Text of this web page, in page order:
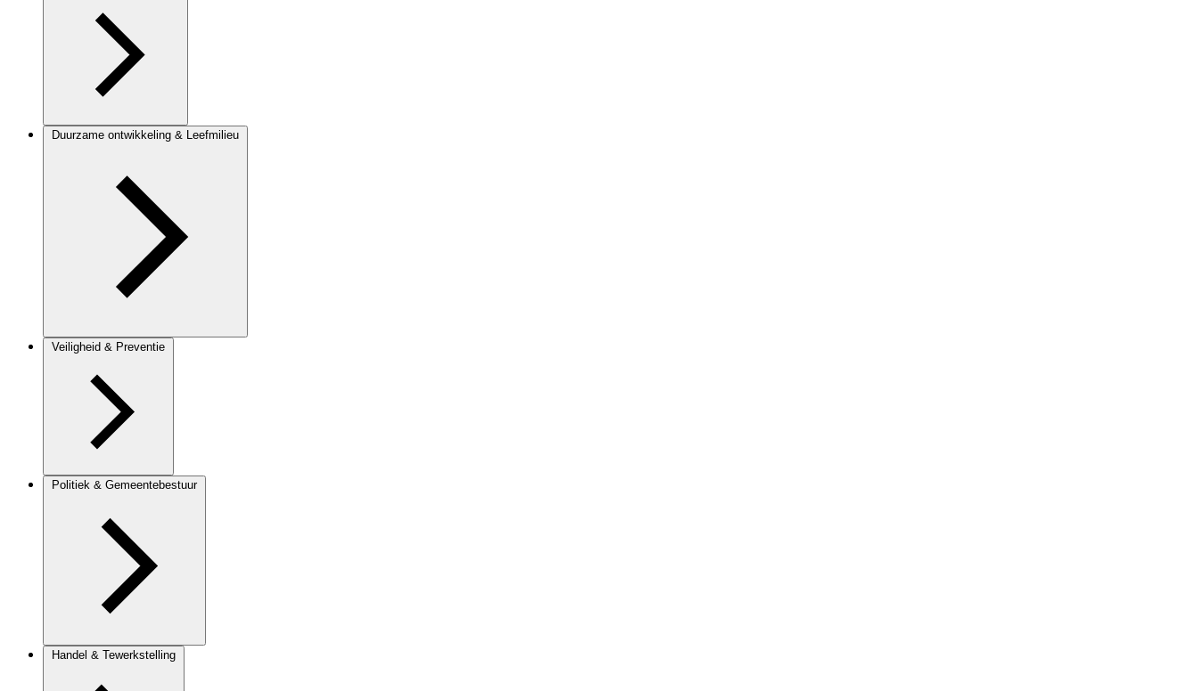
Duurzame ontwikkeling & Leefmilieu
Veiligheid & Preventie
Politiek & Gemeentebestuur
Handel & Tewerkstelling